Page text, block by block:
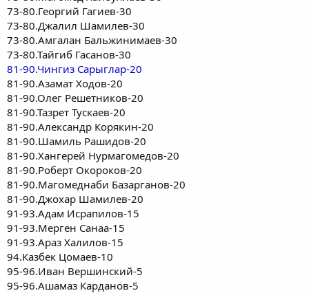
73-80.Георгий Гагиев-30
73-80.Джалил Шамилев-30
73-80.Амгалан Бальжинимаев-30
73-80.Тайгиб Гасанов-30
81-90.Чингиз Сарыглар-20
81-90.Азамат Ходов-20
81-90.Олег Решетников-20
81-90.Тазрет Тускаев-20
81-90.Александр Корякин-20
81-90.Шамиль Рашидов-20
81-90.Хангерей Нурмагомедов-20
81-90.Роберт Окороков-20
81-90.Магомеднаби Базарганов-20
81-90.Джохар Шамилев-20
91-93.Адам Исрапилов-15
91-93.Мерген Санаа-15
91-93.Араз Халилов-15
94.Казбек Цомаев-10
95-96.Иван Вершинский-5
95-96.Ашамаз Карданов-5